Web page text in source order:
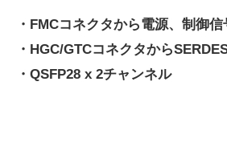
・FMCコネクタから電源、制御
・HGC/GTCコネクタから
・QSFP28 x 2チャンネル